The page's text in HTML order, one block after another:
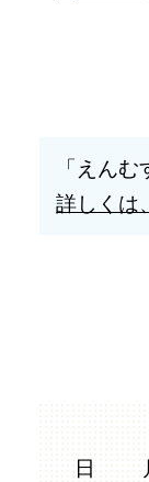
「えん
詳しくは
日